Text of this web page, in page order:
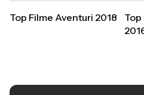
Top Filme Aventuri 2018
Top